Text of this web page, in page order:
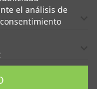
el análisis de